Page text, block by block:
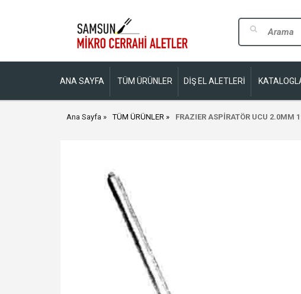
ANA SAYFA TÜM ÜRÜNLER DİŞ EL ALETLERİ
Ana Sayfa TÜM ÜRÜNLER FRAZIER ASPİRATÖR UCU 2.0MM